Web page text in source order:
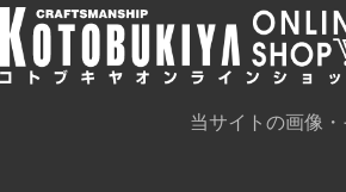
当サイトの画像